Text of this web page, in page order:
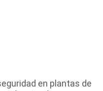
en plantas de